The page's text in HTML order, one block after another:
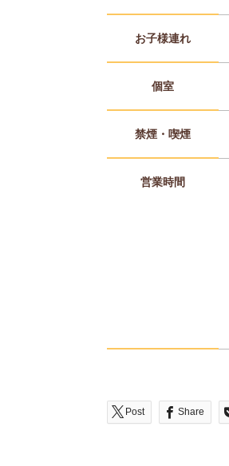
お子様連れ
個室
禁煙・喫煙
営業時間
Post Share